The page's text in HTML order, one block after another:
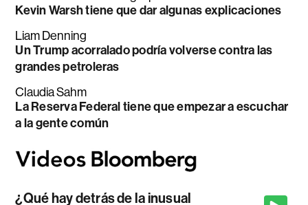
Kevin Warsh tiene que dar algunas explicaciones
Liam Denning
Un Trump acorralado podría volverse contra las
grandes petroleras
Claudia Sahm
La Reserva Federal tiene que empezar a escuchar
a la gente común
¿Qué hay detrás de la inusual